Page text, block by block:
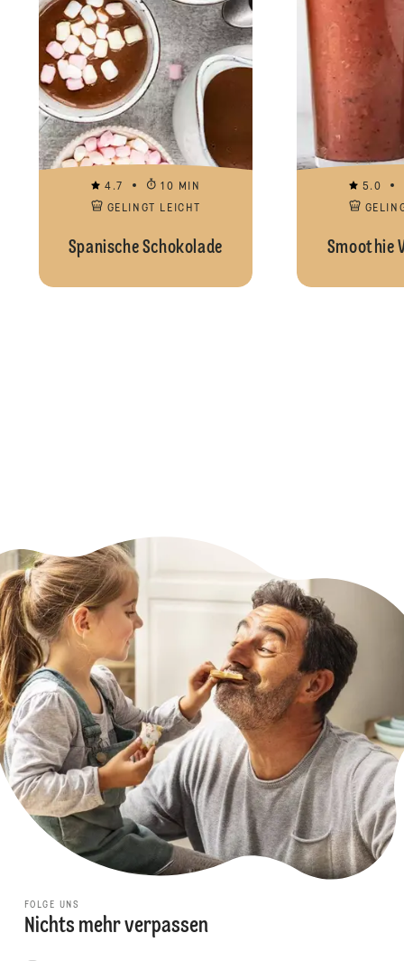
4.7
10 MIN
GELINGT LEICHT
Spanische Schokolade
5.0
Smoothie
FOLGE UNS
Nichts mehr verpassen